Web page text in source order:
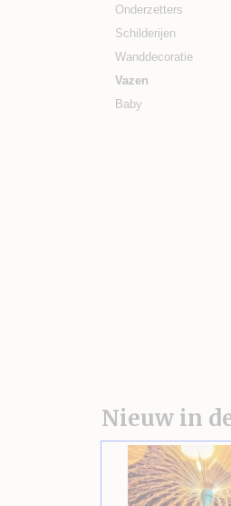
Onderzetters
Schilderijen
Wanddecoratie
Vazen
Baby
Nieuw in